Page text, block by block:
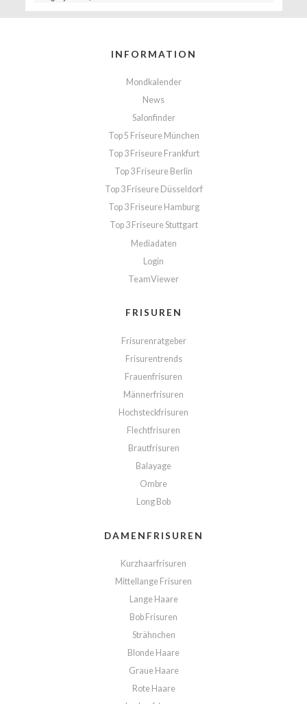
INFORMATION
Mondkalender
News
Salonfinder
Top 5 Friseure München
Top 3 Friseure Frankfurt
Top 3 Friseure Berlin
Top 3 Friseure Düsseldorf
Top 3 Friseure Hamburg
Top 3 Friseure Stuttgart
Mediadaten
Login
TeamViewer
FRISUREN
Frisurenratgeber
Frisurentrends
Frauenfrisuren
Männerfrisuren
Hochsteckfrisuren
Flechtfrisuren
Brautfrisuren
Balayage
Ombre
Long Bob
DAMENFRISUREN
Kurzhaarfrisuren
Mittellange Frisuren
Lange Haare
Bob Frisuren
Strähnchen
Blonde Haare
Graue Haare
Rote Haare